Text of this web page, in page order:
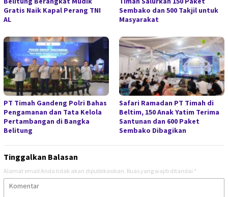
Gratis Naik Kapal Perang TNI
AL
Sembako dan 500 Takjil untuk
Masyarakat
PT Timah Gandeng Polri Bahas
Pengamanan dan Tata Kelola
Pertambangan di Bangka
Belitung
Safari Ramadan PT Timah di
Beltim, 150 Anak Yatim Terima
Santunan dan 600 Paket
Sembako Dibagikan
Tinggalkan Balasan
Alamat email Anda tidak akan dipublikasikan. Ruas yang wajib ditandai *